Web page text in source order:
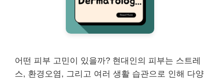
어떤 피부 고민이 있을까? 현대인의 피부는 스트레
스, 환경오염, 그리고 여러 생활 습관으로 인해 다양